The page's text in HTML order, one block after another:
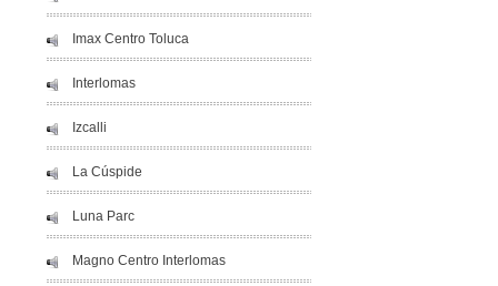
Imax Centro Toluca
Interlomas
Izcalli
La Cúspide
Luna Parc
Magno Centro Interlomas